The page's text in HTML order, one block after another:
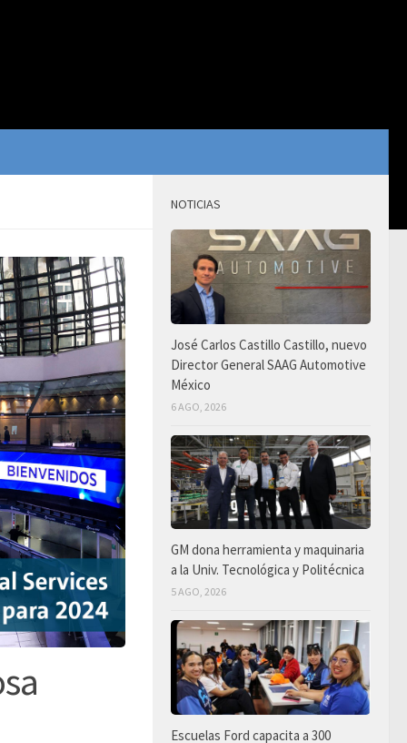
NOTICIAS
José Carlos Castillo Castillo, nuevo
Director General SAAG Automotive
México
6 AGO, 2026
GM dona herramienta y maquinaria
a la Univ. Tecnológica y Politécnica
5 AGO, 2026
Escuelas Ford capacita a 300